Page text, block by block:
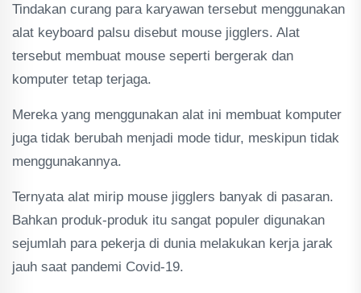
Tindakan curang para karyawan tersebut menggunakan
alat keyboard palsu disebut mouse jigglers. Alat
tersebut membuat mouse seperti bergerak dan
komputer tetap terjaga.
Mereka yang menggunakan alat ini membuat komputer
juga tidak berubah menjadi mode tidur, meskipun tidak
menggunakannya.
Ternyata alat mirip mouse jigglers banyak di pasaran.
Bahkan produk-produk itu sangat populer digunakan
sejumlah para pekerja di dunia melakukan kerja jarak
jauh saat pandemi Covid-19.